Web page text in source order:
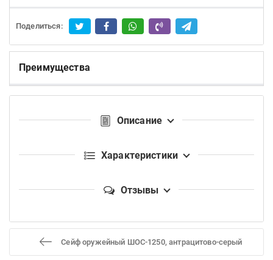
Поделиться:
Преимущества
Описание
Характеристики
Отзывы
Сейф оружейный ШОС-1250, антрацитово-серый